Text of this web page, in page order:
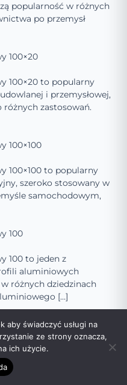
popularność w różnych
po przemysł
100×20
100×20 to popularny
i przemysłowej,
zastosowań.
100×100
100×100 to popularny
szeroko stosowany w
samochodowym,
100
100 to jeden z
aluminiowych
różnych dziedzinach
[…]
z popularniejszych
stalowych, szeroko
przemyśle
aby świadczyć usługi na
ze strony oznacza,
ich użycie.